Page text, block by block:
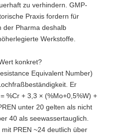
zu verhindern. GMP-
Praxis fordern für
der Pharma deshalb
Werkstoffe.
konkret?
Equivalent Number)
Er
%Cr + 3,3 × (%Mo+0,5%W) +
unter 20 gelten als nicht
40 als seewassertauglich.
PREN ~24 deutlich über